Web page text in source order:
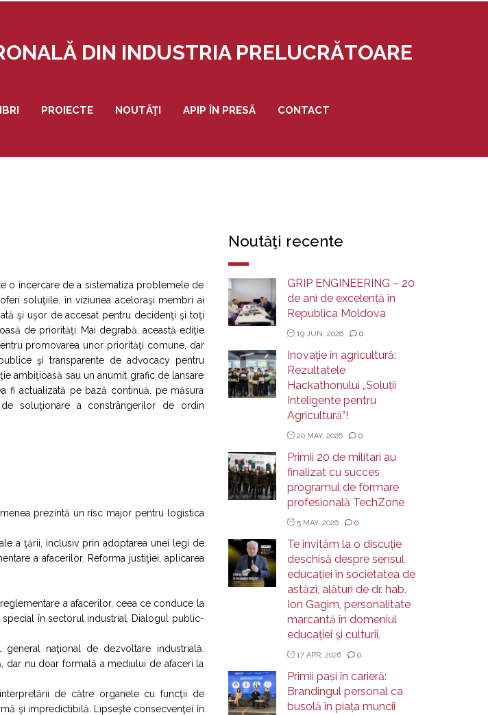
PROIECTE NOUTĂŢI APIP ÎN PRESĂ CONTACT
DIN INDUSTRIA PRELUCRĂTOARE
o încercare de a sistematiza problemele de
soluţiile, în viziunea aceloraşi membri ai
şi uşor de accesat pentru decidenţi şi toţi
de priorităţi. Mai degrabă, această ediţie
promovarea unor priorităţi comune, dar
şi transparente de advocacy pentru
ambiţioasă sau un anumit grafic de lansare
fi actualizată pe bază continuă, pe măsura
soluţionare a constrângerilor de ordin
prezintă un risc major pentru logistica
a ţării, inclusiv prin adoptarea unei legi de
a afacerilor. Reforma justiţiei, aplicarea
a afacerilor, ceea ce conduce la
în sectorul industrial. Dialogul public-
naţional de dezvoltare industrială.
dar nu doar formală a mediului de afaceri la
de către organele cu funcţii de
şi impredictibilă. Lipseşte consecvenţei în
Noutăţi recente
GRIP ENGINEERING – 20
de ani de excelență în
Republica Moldova
19 JUN, 2026 0
Inovație în agricultură:
Rezultatele
Hackathonului „Soluții
Inteligente pentru
Agricultură”!
20 MAY, 2026 0
Primii 20 de militari au
finalizat cu succes
programul de formare
profesională TechZone
5 MAY, 2026 0
Te invităm la o discuție
deschisă despre sensul
educației în societatea de
astăzi, alături de dr. hab.
Ion Gagim, personalitate
marcantă în domeniul
educației și culturii.
17 APR, 2026 0
Primii pași în carieră:
Brandingul personal ca
busolă în piața muncii